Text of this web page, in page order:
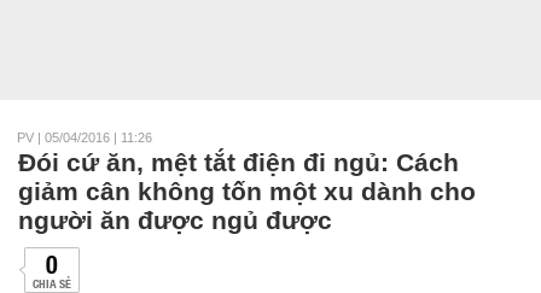
PV | 05/04/2016 | 11:26
Đói cứ ăn, mệt tắt điện đi ngủ: Cách
giảm cân không tốn một xu dành cho
người ăn được ngủ được
0
CHIA SẺ